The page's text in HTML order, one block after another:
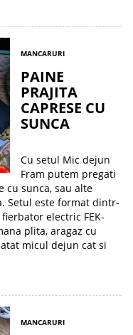
MANCARURI
PAINE
PRAJITA
CAPRESE CU
SUNCA
Cu setul Mic dejun
Fram putem pregati
cu sunca, sau alte
Setul este format dintr-
electric FEK-
plita, aragaz cu
micul dejun cat si
MANCARURI